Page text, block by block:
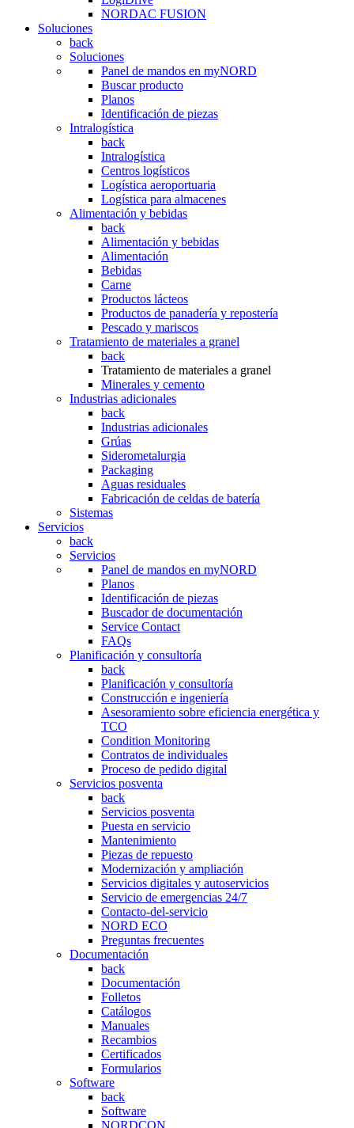
NORDAC FUSION
Soluciones
back
Soluciones
Panel de mandos en myNORD
Buscar producto
Planos
Identificación de piezas
Intralogística
back
Intralogística
Centros logísticos
Logística aeroportuaria
Logística para almacenes
Alimentación y bebidas
back
Alimentación y bebidas
Alimentación
Bebidas
Carne
Productos lácteos
Productos de panadería y repostería
Pescado y mariscos
Tratamiento de materiales a granel
back
Tratamiento de materiales a granel
Minerales y cemento
Industrias adicionales
back
Industrias adicionales
Grúas
Siderometalurgia
Packaging
Aguas residuales
Fabricación de celdas de batería
Sistemas
Servicios
back
Servicios
Panel de mandos en myNORD
Planos
Identificación de piezas
Buscador de documentación
Service Contact
FAQs
Planificación y consultoría
back
Planificación y consultoría
Construcción e ingeniería
Asesoramiento sobre eficiencia energética y
TCO
Condition Monitoring
Contratos de individuales
Proceso de pedido digital
Servicios posventa
back
Servicios posventa
Puesta en servicio
Mantenimiento
Piezas de repuesto
Modernización y ampliación
Servicios digitales y autoservicios
Servicio de emergencias 24/7
Contacto-del-servicio
NORD ECO
Preguntas frecuentes
Documentación
back
Documentación
Folletos
Catálogos
Manuales
Recambios
Certificados
Formularios
Software
back
Software
NORDCON